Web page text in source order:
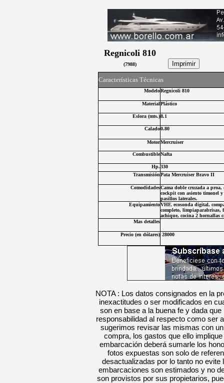
Regnicoli 810
(7988)
Características Técnicas
ModeloRegnicoli 810
MaterialPlástico
Eslora (mts.)8.1
Calado0.80
MotorMercruiser
CombustibleNafta
Hp.330
TransmisiónPata Mercruiser Bravo II
ComodidadesCama doble cruzada a proa,
cockpit con asiento timonel
pasillos laterales.
EquipamientoVHF, ecosonda digital,
completo, limpiaparabrisas,
achique, cocina 2 hornallas
Mas detalles
Precio (en dólares) 28000
NOTA : Los datos consignados en la
inexactitudes o ser modificados en
son en base a la buena fe y dada
responsabilidad al respecto como ser
sugerimos revisar las mismas con
compra, los gastos que ello
embarcación deberá sumarle los
fotos expuestas son solo de
desactualizadas por lo tanto no
embarcaciones son estimados y no
son provistos por sus propietarios,